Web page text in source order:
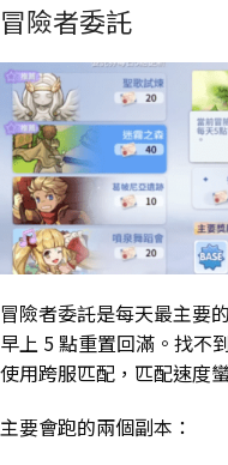
冒險者委託
冒險者委託是每天最主要
早上 5 點重置回滿。找不
使用跨服匹配，匹配速度
主要會跑的兩個副本：